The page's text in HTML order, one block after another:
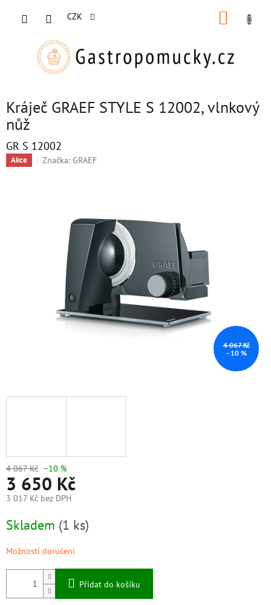
CZK
Kráječ GRAEF STYLE S 12002, vlnkový
nůž
GR S 12002
Akce Značka: GRAEF
4 067 Kč
–10 %
4 067 Kč –10 %
3 650 Kč
3 017 Kč bez DPH
cena:
Skladem (1 ks)
Možnosti doručení
Přidat do košíku